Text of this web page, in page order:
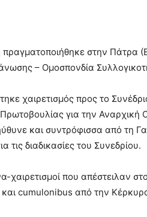
στην Πάτρα
– Ομοσπονδία
χαιρετισμός προς το
για την Αναρχική
και συντρόφισσα από τη
διαδικασίες του Συνεδρίου.
που απέστειλαν
cumulonibus από την